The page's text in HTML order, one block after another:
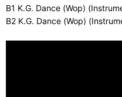
B1 K.G. Dance (Wop)
B2 K.G. Dance (Wop)